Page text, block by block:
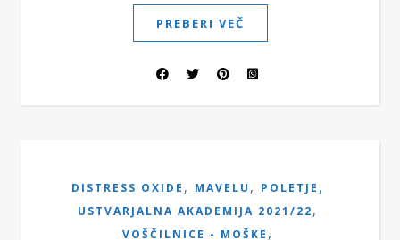
PREBERI VEČ
DISTRESS OXIDE , MAVELU , POLETJE ,
USTVARJALNA AKADEMIJA 2021/22,
VOŠČILNICE - MOŠKE ,